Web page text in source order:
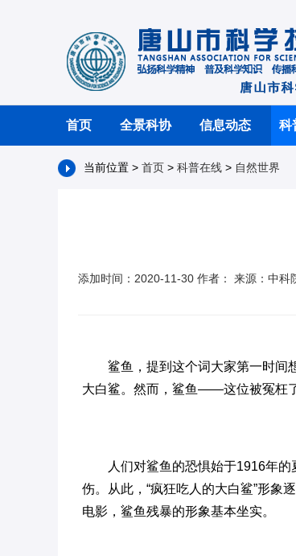
首页 全景科协 信息动态 科
当前位置 > 首页 > 科普在线 > 自然世界
添加时间：2020-11-30 作者： 来源：中科
鲨鱼，提到这个词大家第一时间
大白鲨。然而，鲨鱼——这位被冤枉
人们对鲨鱼的恐惧始于1916年
伤。从此，“疯狂吃人的大白鲨”形象
电影，鲨鱼残暴的形象基本坐实。